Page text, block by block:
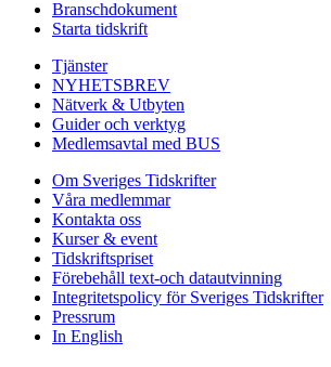
Branschdokument
Starta tidskrift
Tjänster
NYHETSBREV
Nätverk & Utbyten
Guider och verktyg
Medlemsavtal med BUS
Om Sveriges Tidskrifter
Våra medlemmar
Kontakta oss
Kurser & event
Tidskriftspriset
Förebehåll text-och datautvinning
Integritetspolicy för Sveriges Tidskrifter
Pressrum
In English